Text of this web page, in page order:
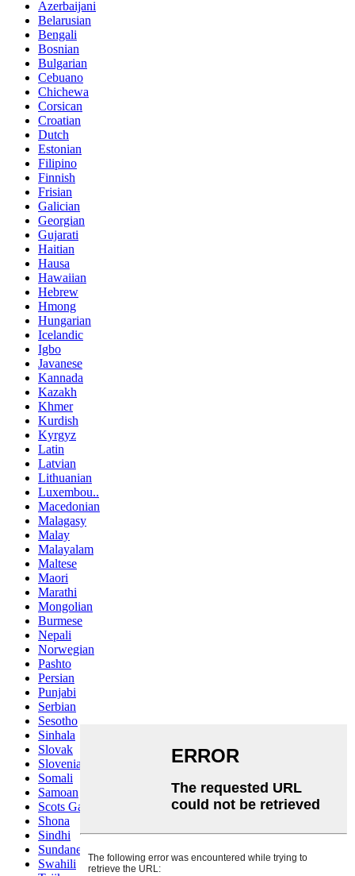
Azerbaijani
Belarusian
Bengali
Bosnian
Bulgarian
Cebuano
Chichewa
Corsican
Croatian
Dutch
Estonian
Filipino
Finnish
Frisian
Galician
Georgian
Gujarati
Haitian
Hausa
Hawaiian
Hebrew
Hmong
Hungarian
Icelandic
Igbo
Javanese
Kannada
Kazakh
Khmer
Kurdish
Kyrgyz
Latin
Latvian
Lithuanian
Luxembou..
Macedonian
Malagasy
Malay
Malayalam
Maltese
Maori
Marathi
Mongolian
Burmese
Nepali
Norwegian
Pashto
Persian
Punjabi
Serbian
Sesotho
Sinhala
Slovak
Slovenian
Somali
Samoan
Scots Gaelic
Shona
Sindhi
Sundanese
Swahili